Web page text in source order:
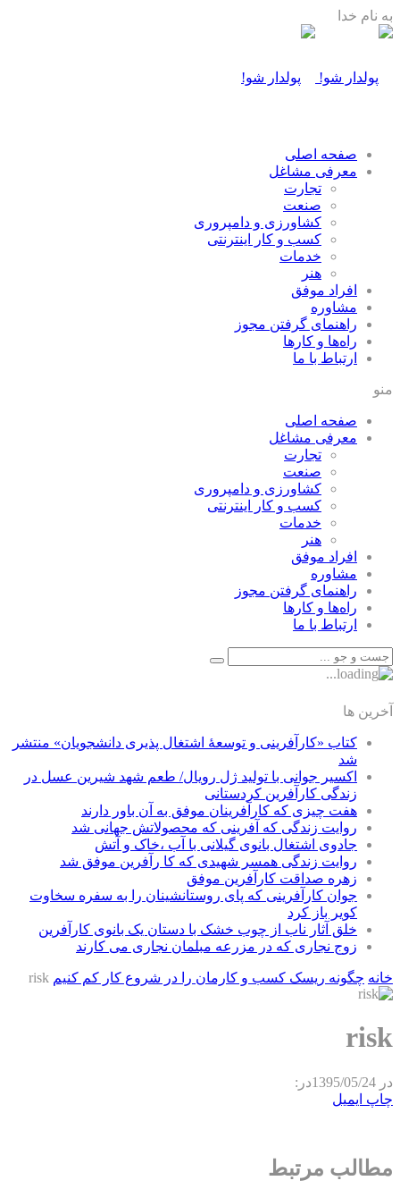
به نام خدا
صفحه اصلی
معرفی مشاغل
تجارت
صنعت
كشاورزی و دامپروری
كسب و كار اينترنتی
خدمات
هنر
افراد موفق
مشاوره
راهنمای گرفتن مجوز
راه‌ها و كارها
ارتباط با ما
منو
صفحه اصلی
معرفی مشاغل
تجارت
صنعت
كشاورزی و دامپروری
كسب و كار اينترنتی
خدمات
هنر
افراد موفق
مشاوره
راهنمای گرفتن مجوز
راه‌ها و كارها
ارتباط با ما
آخرین ها
کتاب «کارآفرینی و توسعۀ اشتغال پذیری دانشجویان» منتشر
شد
اکسیر جوانی با تولید ژل رویال/ طعم شهد شیرین عسل‌ در
زندگی کارآفرین کردستانی
هفت چیزی که کارآفرینان موفق به آن باور دارند
روایت زندگی که آفرینی که محصولاتش جهانی شد
جادوی اشتغال بانوی گیلانی با آب ،خاک و آتش
روایت زندگی همسر شهیدی که کا رآفرین موفق شد
زهره صداقت کارآفرین موفق
جوان کارآفرینی که پای روستانشینان را به سفره سخاوت
کویر باز کرد
خلق آثار ناب از چوب خشک با دستان یک بانوی کارآفرین
زوج نجاری که در مزرعه مبلمان نجاری می کارند
خانه چگونه ریسک کسب و کارمان را در شروع کار کم کنیم risk
risk
در 1395/05/24در:
چاپ ایمیل
مطالب مرتبط